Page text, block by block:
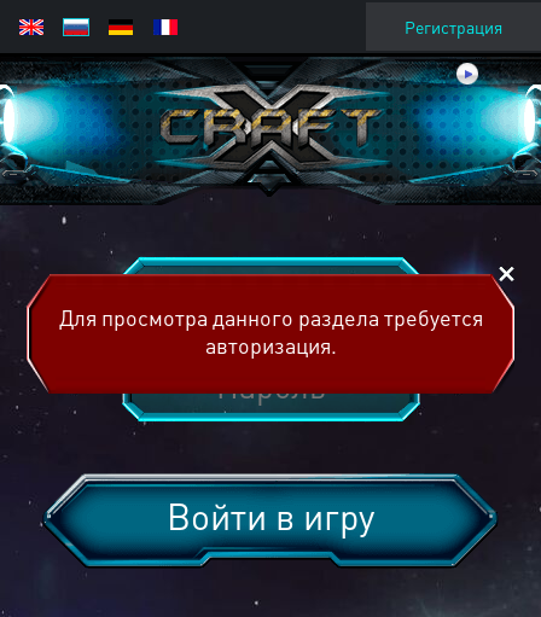
Регистрация
Войти в игру
Для просмотра данного раздела требуется
авторизация.